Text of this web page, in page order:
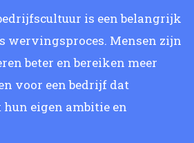
is een belangrijk
wervingsproces. Mensen zijn
beter en bereiken meer
voor een bedrijf dat
eigen ambitie en